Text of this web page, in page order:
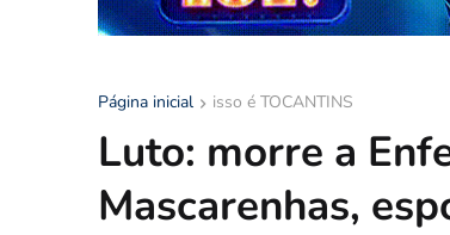
Página inicial isso é TOCANTINS
Luto: morre a
Mascarenhas,